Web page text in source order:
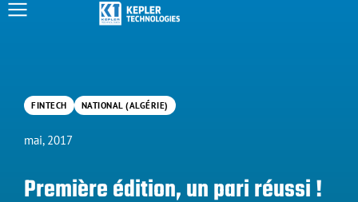
FINTECH NATIONAL (ALGÉRIE)
mai, 2017
Première édition, un pari réussi !